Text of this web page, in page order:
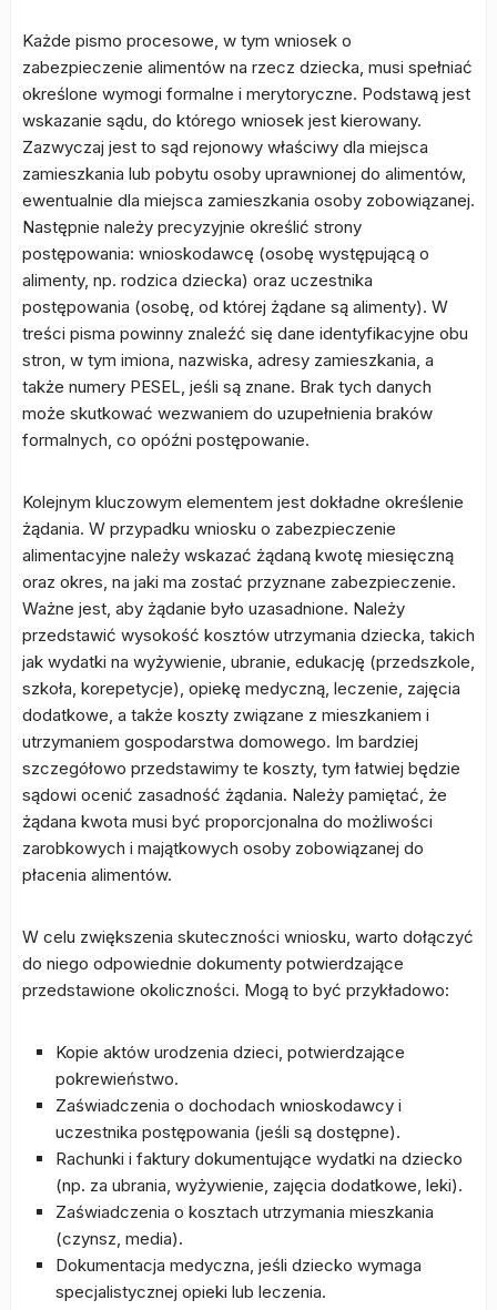
Każde pismo procesowe, w tym wniosek o
zabezpieczenie alimentów na rzecz dziecka, musi spełniać
określone wymogi formalne i merytoryczne. Podstawą jest
wskazanie sądu, do którego wniosek jest kierowany.
Zazwyczaj jest to sąd rejonowy właściwy dla miejsca
zamieszkania lub pobytu osoby uprawnionej do alimentów,
ewentualnie dla miejsca zamieszkania osoby zobowiązanej.
Następnie należy precyzyjnie określić strony
postępowania: wnioskodawcę (osobę występującą o
alimenty, np. rodzica dziecka) oraz uczestnika
postępowania (osobę, od której żądane są alimenty). W
treści pisma powinny znaleźć się dane identyfikacyjne obu
stron, w tym imiona, nazwiska, adresy zamieszkania, a
także numery PESEL, jeśli są znane. Brak tych danych
może skutkować wezwaniem do uzupełnienia braków
formalnych, co opóźni postępowanie.
Kolejnym kluczowym elementem jest dokładne określenie
żądania. W przypadku wniosku o zabezpieczenie
alimentacyjne należy wskazać żądaną kwotę miesięczną
oraz okres, na jaki ma zostać przyznane zabezpieczenie.
Ważne jest, aby żądanie było uzasadnione. Należy
przedstawić wysokość kosztów utrzymania dziecka, takich
jak wydatki na wyżywienie, ubranie, edukację (przedszkole,
szkoła, korepetycje), opiekę medyczną, leczenie, zajęcia
dodatkowe, a także koszty związane z mieszkaniem i
utrzymaniem gospodarstwa domowego. Im bardziej
szczegółowo przedstawimy te koszty, tym łatwiej będzie
sądowi ocenić zasadność żądania. Należy pamiętać, że
żądana kwota musi być proporcjonalna do możliwości
zarobkowych i majątkowych osoby zobowiązanej do
płacenia alimentów.
W celu zwiększenia skuteczności wniosku, warto dołączyć
do niego odpowiednie dokumenty potwierdzające
przedstawione okoliczności. Mogą to być przykładowo:
Kopie aktów urodzenia dzieci, potwierdzające
pokrewieństwo.
Zaświadczenia o dochodach wnioskodawcy i
uczestnika postępowania (jeśli są dostępne).
Rachunki i faktury dokumentujące wydatki na dziecko
(np. za ubrania, wyżywienie, zajęcia dodatkowe, leki).
Zaświadczenia o kosztach utrzymania mieszkania
(czynsz, media).
Dokumentacja medyczna, jeśli dziecko wymaga
specjalistycznej opieki lub leczenia.